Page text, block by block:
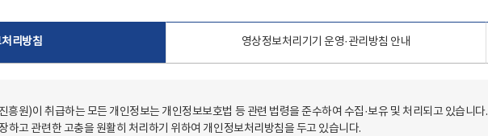
리방침 영상정보처리기기 운영·관리방침 안내
흥원)이 취급하는 모든 개인정보는 개인정보보호법 등 관련 법령을 준수하여 수집·보유 및 처리되고 있습니다.
하고 관련한 고충을 원활히 처리하기 위하여 개인정보처리방침을 두고 있습니다.